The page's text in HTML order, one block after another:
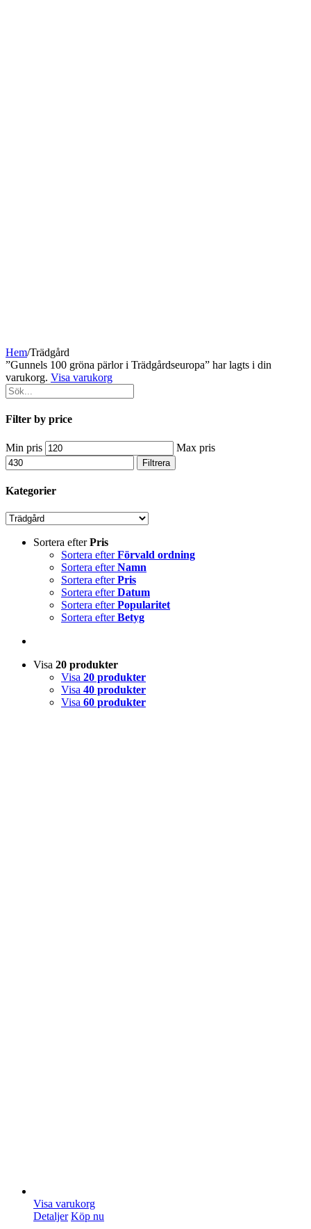
Hem/Trädgård
”Gunnels 100 gröna pärlor i Trädgårdseuropa” har lagts i din
varukorg. Visa varukorg
Filter by price
Min pris Max pris
Filtrera
Kategorier
Sortera efterPris
Sortera efterFörvald ordning
Sortera efterNamn
Sortera efterPris
Sortera efterDatum
Sortera efterPopularitet
Sortera efterBetyg
Visa 20 produkter
Visa 20 produkter
Visa 40 produkter
Visa 60 produkter
Visa varukorg
Detaljer Köp nu